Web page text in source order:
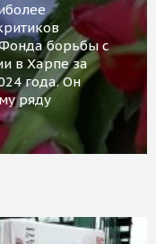
борьбы с
в Харпе за
года. Он
ряду